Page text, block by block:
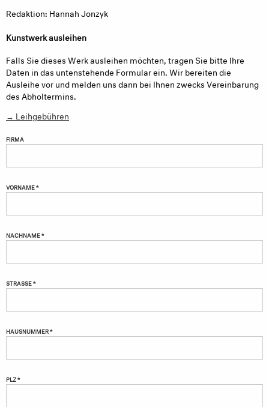
Redaktion: Hannah Jonzyk
Kunstwerk ausleihen
Falls Sie dieses Werk ausleihen möchten, tragen Sie bitte Ihre
Daten in das untenstehende Formular ein. Wir bereiten die
Ausleihe vor und melden uns dann bei Ihnen zwecks Vereinbarung
des Abholtermins.
→ Leihgebühren
FIRMA
VORNAME *
NACHNAME *
STRASSE *
HAUSNUMMER *
PLZ *